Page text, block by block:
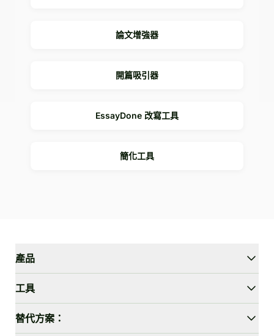
論文增強器
開篇吸引器
EssayDone 改寫工具
簡化工具
產品
人性化工具
工具
論文縮短器
AI翻譯
替代方案：